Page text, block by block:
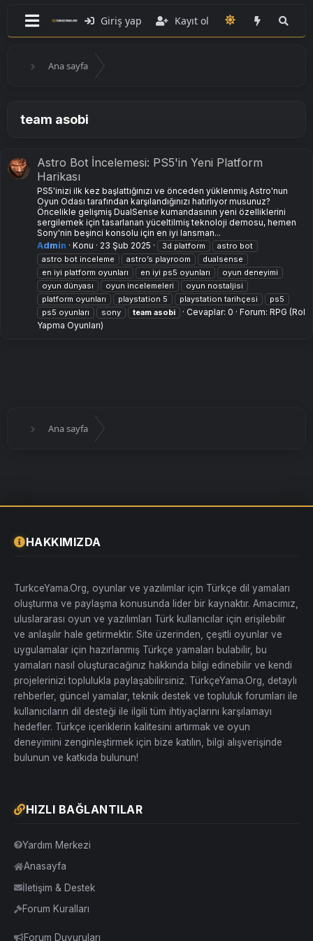
Giriş yap Kayıt ol
Ana sayfa
team asobi
Astro Bot İncelemesi: PS5'in Yeni Platform
Harikası
PS5'inizi ilk kez başlattığınızı ve önceden yüklenmiş Astro'nun
Oyun Odası tarafından karşılandığınızı hatırlıyor musunuz?
Öncelikle gelişmiş DualSense kumandasının yeni özelliklerini
sergilemek için tasarlanan yüceltilmiş teknoloji demosu, hemen
Sony'nin beşinci konsolu için en iyi lansman...
Admin
Konu 23 Şub 2025 3d platform
astro bot
astro bot inceleme
astro’s playroom
dualsense
en iyi platform oyunları
en iyi ps5 oyunları
oyun deneyimi
oyun dünyası
oyun incelemeleri
oyun nostaljisi
platform oyunları
playstation 5 playstation tarihçesi
ps5
ps5 oyunları
sony team asobi Cevaplar: 0 Forum: RPG (Rol
Yapma Oyunları)
Ana sayfa
HAKKIMIZDA
TurkceYama.Org, oyunlar ve yazılımlar için Türkçe dil yamaları
oluşturma ve paylaşma konusunda lider bir kaynaktır. Amacımız,
uluslararası oyun ve yazılımları Türk kullanıcılar için erişilebilir
ve anlaşılır hale getirmektir. Site üzerinden, çeşitli oyunlar ve
uygulamalar için hazırlanmış Türkçe yamaları bulabilir, bu
yamaları nasıl oluşturacağınız hakkında bilgi edinebilir ve kendi
projelerinizi toplulukla paylaşabilirsiniz. TürkçeYama.Org, detaylı
rehberler, güncel yamalar, teknik destek ve topluluk forumları ile
kullanıcıların dil desteği ile ilgili tüm ihtiyaçlarını karşılamayı
hedefler. Türkçe içeriklerin kalitesini artırmak ve oyun
deneyimini zenginleştirmek için bize katılın, bilgi alışverişinde
bulunun ve katkıda bulunun!
HIZLI BAĞLANTILAR
Yardım Merkezi
Anasayfa
İletişim & Destek
Forum Kuralları
Forum Duyuruları